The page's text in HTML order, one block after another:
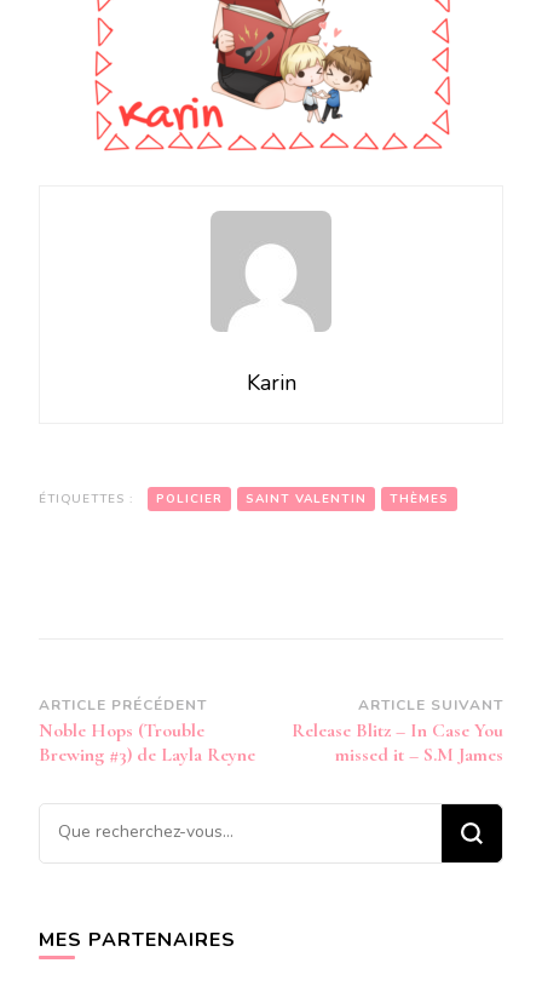
Karin
ÉTIQUETTES : POLICIER SAINT VALENTIN THÈMES
Navigation
d’article
ARTICLE PRÉCÉDENT
Noble Hops (Trouble
Brewing #3) de Layla Reyne
ARTICLE SUIVANT
Release Blitz – In Case You
missed it – S.M James
Vous
recherchiez
MES PARTENAIRES